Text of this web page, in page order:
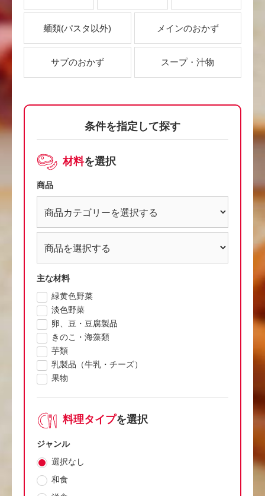
麺類(パスタ以外) メインのおかず
サブのおかず スープ・汁物
条件を指定して探す
材料を選択
商品
主な材料
緑黄色野菜
淡色野菜
卵、豆・豆腐製品
きのこ・海藻類
芋類
乳製品（牛乳・チーズ）
果物
料理タイプを選択
ジャンル
選択なし
和食